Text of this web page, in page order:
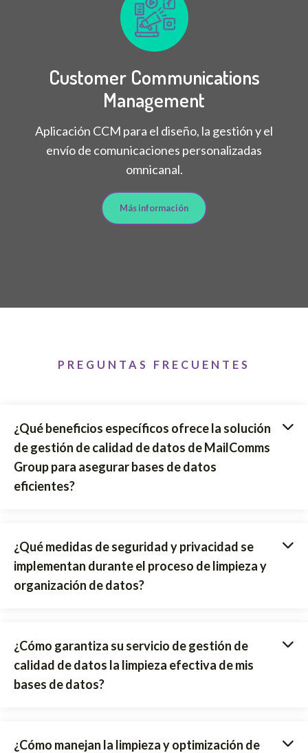
Customer Communications
Management
Aplicación CCM para el diseño, la gestión y el
envío de comunicaciones personalizadas
omnicanal.
Más información
PREGUNTAS FRECUENTES
¿Qué beneficios específicos ofrece la solución
de gestión de calidad de datos de MailComms
Group para asegurar bases de datos
eficientes?
¿Qué medidas de seguridad y privacidad se
implementan durante el proceso de limpieza y
organización de datos?
¿Cómo garantiza su servicio de gestión de
calidad de datos la limpieza efectiva de mis
bases de datos?
¿Cómo manejan la limpieza y optimización de